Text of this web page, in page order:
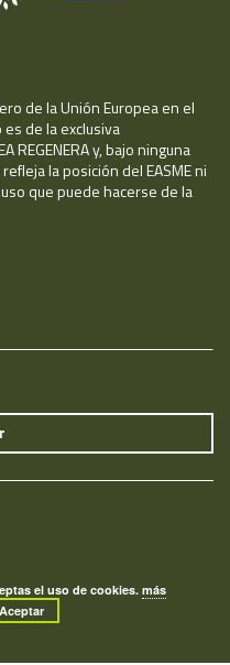
de la Unión Europea en el
es de la exclusiva
REGENERA y, bajo ninguna
la posición del EASME ni
que puede hacerse de la
el uso de cookies.más
Aceptar